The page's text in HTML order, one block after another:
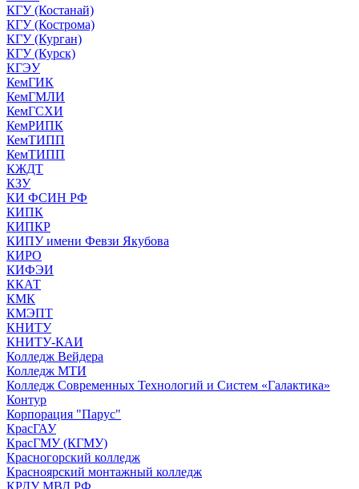
КГУ (Костанай)
КГУ (Кострома)
КГУ (Курган)
КГУ (Курск)
КГЭУ
КемГИК
КемГМЛИ
КемГСХИ
КемРИПК
КемТИПП
КемТИПП
КЖДТ
КЗУ
КИ ФСИН РФ
КИПК
КИПКР
КИПУ имени Февзи Якубова
КИРО
КИФЭИ
ККАТ
КМК
КМЭПТ
КНИТУ
КНИТУ-КАИ
Колледж Вейдера
Колледж МТИ
Колледж Современных Технологий и Систем «Галактика»
Контур
Корпорация "Парус"
КрасГАУ
КрасГМУ (КГМУ)
Красногорский колледж
Красноярский монтажный колледж
КРДУ МВД РФ